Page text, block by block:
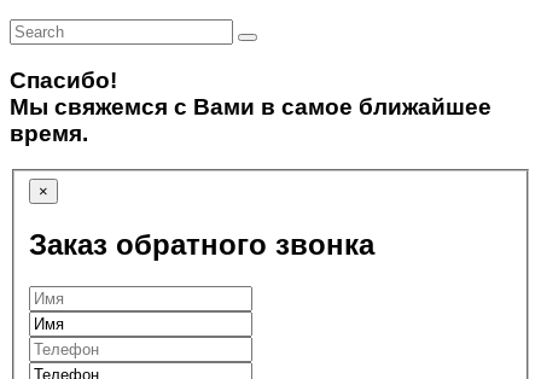
Спасибо!
Мы свяжемся с Вами в самое ближайшее
время.
×
Заказ обратного звонка